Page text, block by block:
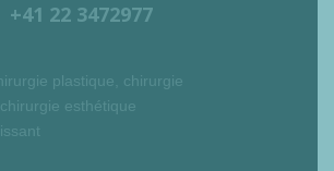
+41 22 3472977
plastique, chirurgie
esthétique